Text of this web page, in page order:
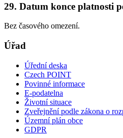
29. Datum konce platnosti
Bez časového omezení.
Úřad
Úřední deska
Czech POINT
Povinné informace
E-podatelna
Životní situace
Zveřejnění podle zákona o
Územní plán obce
GDPR